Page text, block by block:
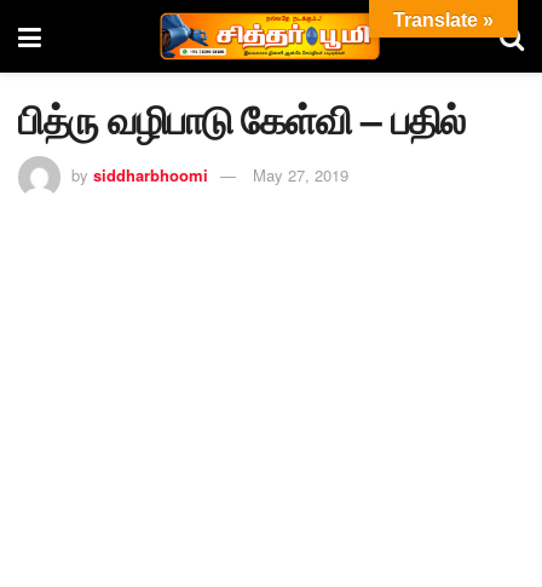
பித்ரு வழிபாடு கேள்வி – பதில்
by siddharbhoomi May 27, 2019
Translate »